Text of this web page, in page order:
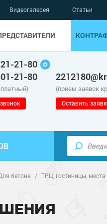
Видеогалерея Статьи
21-80
21-80
(прием заявок
Оставить
полы
бетона / ТРЦ, гостиницы,